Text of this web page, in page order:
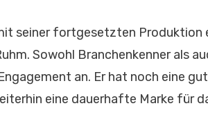
seiner fortgesetzten Produktion
Sowohl Branchenkenner als
an. Er hat noch eine
eine dauerhafte Marke für